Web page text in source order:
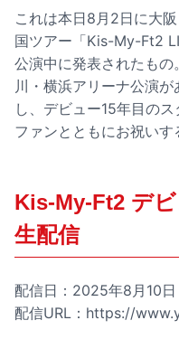
これは本日8月2日に大
国ツアー「Kis-My-Ft2
公演中に発表されたも
川・横浜アリーナ公演
し、デビュー15年目の
ファンとともにお祝いす
Kis-My-Ft2 デ
生配信
配信日：2025年8月10日
配信URL： https://